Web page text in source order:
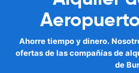
Ahorre tiempo y dinero.
ofertas de las compañías de
de